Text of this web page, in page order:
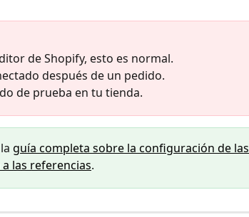
de Shopify, esto es normal.
después de un pedido.
de prueba en tu tienda.
guía completa sobre la configuración de las
las referencias.